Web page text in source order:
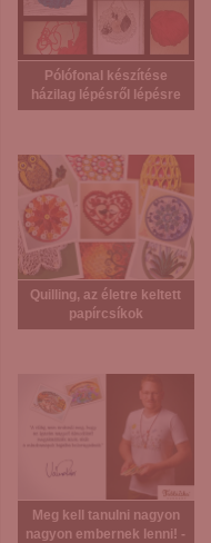
Pólófonal készítése
házilag lépésről lépésre
Quilling, az életre keltett
papírcsíkok
Meg kell tanulni nagyon
nagyon embernek lenni! -